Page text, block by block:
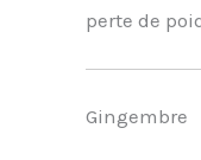
perte de
Gingembre